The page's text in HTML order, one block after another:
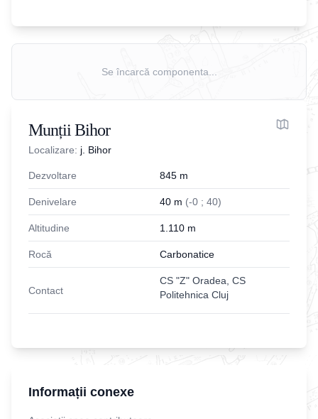
Se încarcă componenta...
Munții Bihor
Localizare: j. Bihor
Dezvoltare 845 m
Denivelare 40 m (-0 ; 40)
Altitudine 1.110 m
Rocă Carbonatice
Contact
CS "Z" Oradea, CS
Politehnica Cluj
Informații conexe